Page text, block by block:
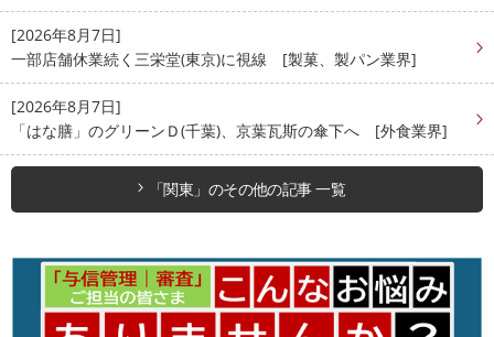
[2026年8月7日]
一部店舗休業続く三栄堂(東京)に視線 [製菓、製パン業界]
[2026年8月7日]
「はな膳」のグリーンＤ(千葉)、京葉瓦斯の傘下へ [外食業界]
「関東」のその他の記事 一覧